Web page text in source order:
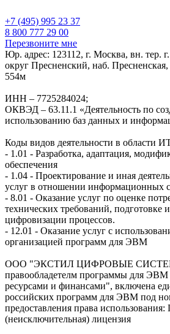
+7 (495) 995 23 37
8 800 777 29 00
Перезвоните мне
Юр. адрес: 123112, г. Москва, вн. тер.
округ Пресненский, наб.
554м
ИНН – 7725284024;
ОКВЭД – 63.11.1 «Деятельность по
использованию баз данных и
Коды видов деятельности в области
- 1.01 - Разработка, адаптация,
обеспечения
- 1.04 - Проектирование и иная
услуг в отношении информационных
- 8.01 - Оказание услуг по оценке
технических требований, подготовке
цифровизации процессов.
- 12.01 - Оказание услуг с
организацией программ для ЭВМ
ООО "ЭКСТИЛ ЦИФРОВЫЕ
правообладетелм программы для
ресурсами и финансами", включена
российских программ для ЭВМ под
предоставления права использования:
(неисключительная) лицензия